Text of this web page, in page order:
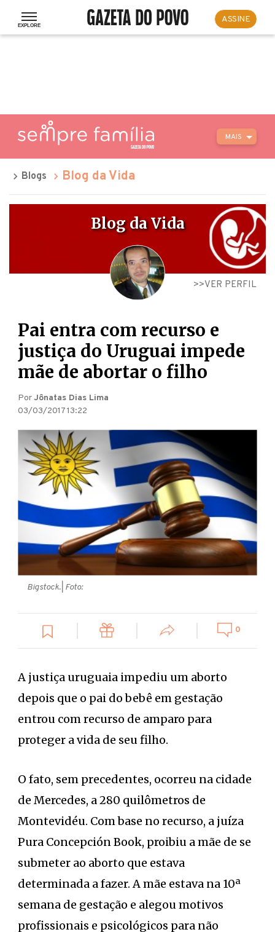
ASSINE
MAIS
Blogs Blog da Vida
Blog da Vida
VER PERFIL
Pai entra com recurso e
justiça do Uruguai impede
mãe de abortar o filho
PorJônatas Dias Lima
03/03/2017 13:22
Bigstock. | Foto:
0
A justiça uruguaia impediu um aborto
depois que o pai do bebê em gestação
entrou com recurso de amparo para
proteger a vida de seu filho.
O fato, sem precedentes, ocorreu na cidade
de Mercedes, a 280 quilômetros de
Montevidéu. Com base no recurso, a juíza
Pura Concepción Book, proibiu a mãe de se
submeter ao aborto que estava
determinada a fazer. A mãe estava na 10ª
semana de gestação e alegou motivos
profissionais e psicológicos para não